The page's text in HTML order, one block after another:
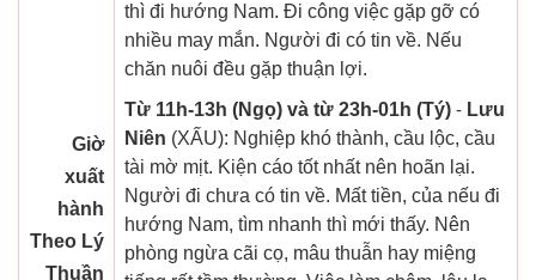
Giờ
xuất
hành
Theo Lý
Thuần
thì đi hướng Nam. Đi công việc gặp gỡ có
nhiều may mắn. Người đi có tin về. Nếu
chăn nuôi đều gặp thuận lợi.
Từ 11h-13h (Ngọ) và từ 23h-01h (Tý) - Lưu
Niên (XẤU): Nghiệp khó thành, cầu lộc, cầu
tài mờ mịt. Kiện cáo tốt nhất nên hoãn lại.
Người đi chưa có tin về. Mất tiền, của nếu đi
hướng Nam, tìm nhanh thì mới thấy. Nên
phòng ngừa cãi cọ, mâu thuẫn hay miệng